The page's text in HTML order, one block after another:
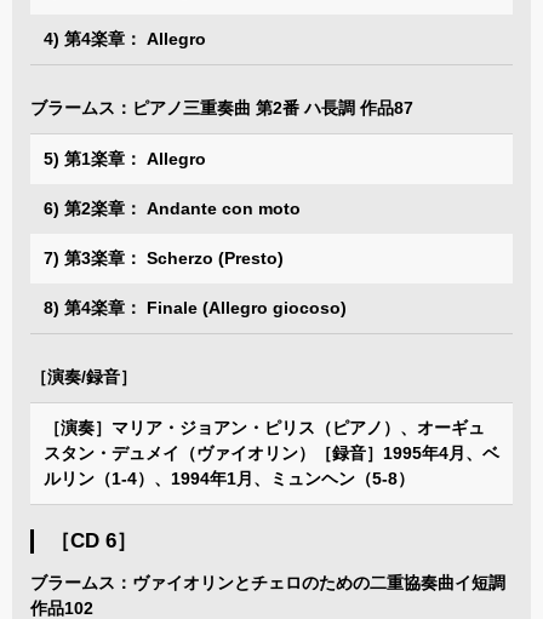
4) 第4楽章： Allegro
ブラームス：ピアノ三重奏曲 第2番 ハ長調 作品87
5) 第1楽章： Allegro
6) 第2楽章： Andante con moto
7) 第3楽章： Scherzo (Presto)
8) 第4楽章： Finale (Allegro giocoso)
［演奏/録音］
［演奏］マリア・ジョアン・ピリス（ピアノ）、オーギュ
スタン・デュメイ（ヴァイオリン）［録音］1995年4月、ベ
ルリン（1-4）、1994年1月、ミュンヘン（5-8）
［CD 6］
ブラームス：ヴァイオリンとチェロのための二重協奏曲イ短調
作品102